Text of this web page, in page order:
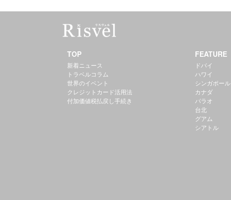
TOP
新着ニュース
トラベルコラム
世界のイベント
クレジットカード活用法
付加価値税払戻し手続き
FEATURE
ドバイ
ハワイ
シンガポール
カナダ
パラオ
台北
グアム
シアトル